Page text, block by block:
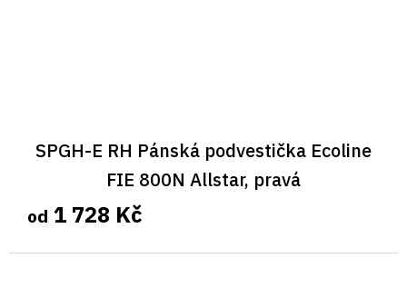
SPGH-E RH Pánská podvestička Ecoline
FIE 800N Allstar, pravá
od 1 728 Kč